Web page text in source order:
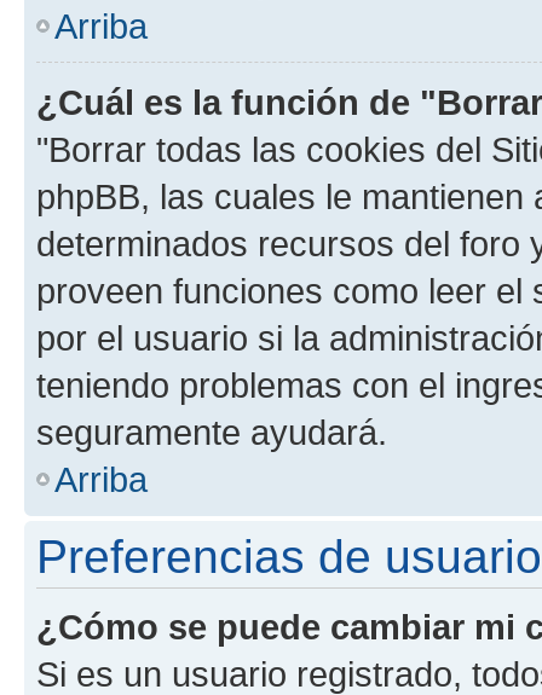
Arriba
¿Cuál es la función de
"Borrar todas las cookies del
phpBB, las cuales le
determinados recursos del foro
proveen funciones como leer el
por el usuario si la
teniendo problemas con el
seguramente ayudará.
Arriba
Preferencias de
¿Cómo se puede cambiar mi
Si es un usuario registrado,